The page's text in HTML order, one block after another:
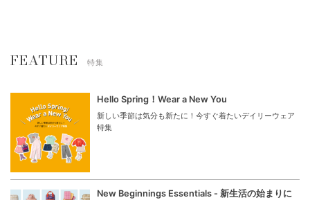
FEATURE 特集
Hello Spring！Wear a New You
新しい季節は気分も新たに！今すぐ着たいデイリーウェア
特集
New Beginnings Essentials - 新生活の始まりに